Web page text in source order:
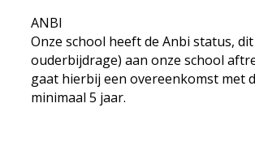
ANBI
Onze school heeft de Anbi status,
ouderbijdrage) aan onze school
gaat hierbij een overeenkomst met
minimaal 5 jaar.